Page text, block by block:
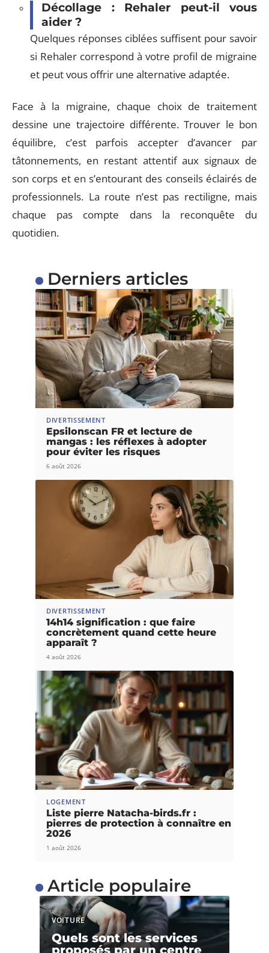
Décollage : Rehaler peut-il vous
aider ?
Quelques réponses ciblées suffisent pour savoir
si Rehaler correspond à votre profil de migraine
et peut vous offrir une alternative adaptée.
Face à la migraine, chaque choix de traitement
dessine une trajectoire différente. Trouver le bon
équilibre, c’est parfois accepter d’avancer par
tâtonnements, en restant attentif aux signaux de
son corps et en s’entourant des conseils éclairés de
professionnels. La route n’est pas rectiligne, mais
chaque pas compte dans la reconquête du
quotidien.
Derniers articles
DIVERTISSEMENT
Epsilonscan FR et lecture de
mangas : les réflexes à adopter
pour éviter les risques
6 août 2026
DIVERTISSEMENT
14h14 signification : que faire
concrètement quand cette heure
apparaît ?
4 août 2026
LOGEMENT
Liste pierre Natacha-birds.fr :
pierres de protection à connaître en
2026
1 août 2026
Article populaire
VOITURE
Quels sont les services
proposés par un centre